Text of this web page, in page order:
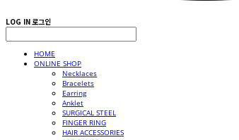
LOG IN로그인
HOME
ONLINE SHOP
Necklaces
Bracelets
Earring
Anklet
SURGICAL STEEL
FINGER RING
HAIR ACCESSORIES